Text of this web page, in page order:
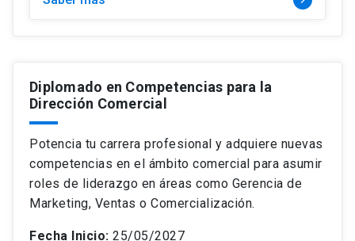
Diplomado en Competencias para la
Dirección Comercial
Potencia tu carrera profesional y adquiere nuevas
competencias en el ámbito comercial para asumir
roles de liderazgo en áreas como Gerencia de
Marketing, Ventas o Comercialización.
Fecha Inicio: 25/05/2027